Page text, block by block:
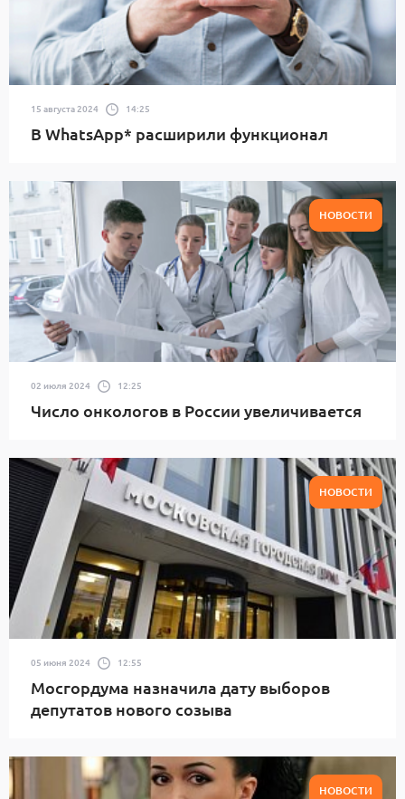
15 августа 2024 14:25
В WhatsApp* расширили функционал
НОВОСТИ
02 июля 2024 12:25
Число онкологов в России увеличивается
НОВОСТИ
05 июня 2024 12:55
Мосгордума назначила дату выборов
депутатов нового созыва
НОВОСТИ